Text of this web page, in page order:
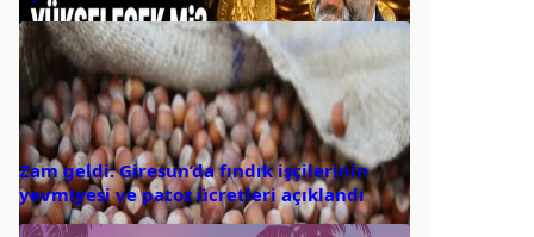
Zam geldi: Giresun’da fındık işçilerinin
yevmiyesi ve patoz ücretleri açıklandı